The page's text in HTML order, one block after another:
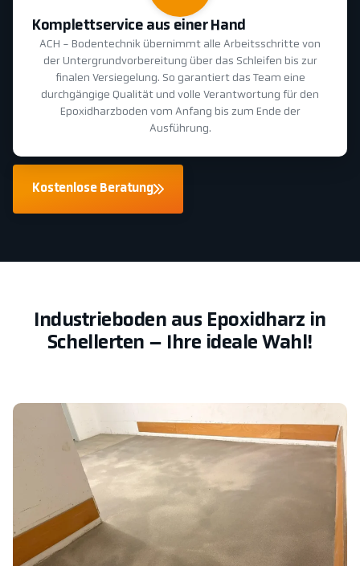
Komplettservice aus einer Hand
ACH - Bodentechnik übernimmt alle Arbeitsschritte von
der Untergrundvorbereitung über das Schleifen bis zur
finalen Versiegelung. So garantiert das Team eine
durchgängige Qualität und volle Verantwortung für den
Epoxidharzboden vom Anfang bis zum Ende der
Ausführung.
Kostenlose Beratung
Industrieboden aus Epoxidharz in
Schellerten – Ihre ideale Wahl!